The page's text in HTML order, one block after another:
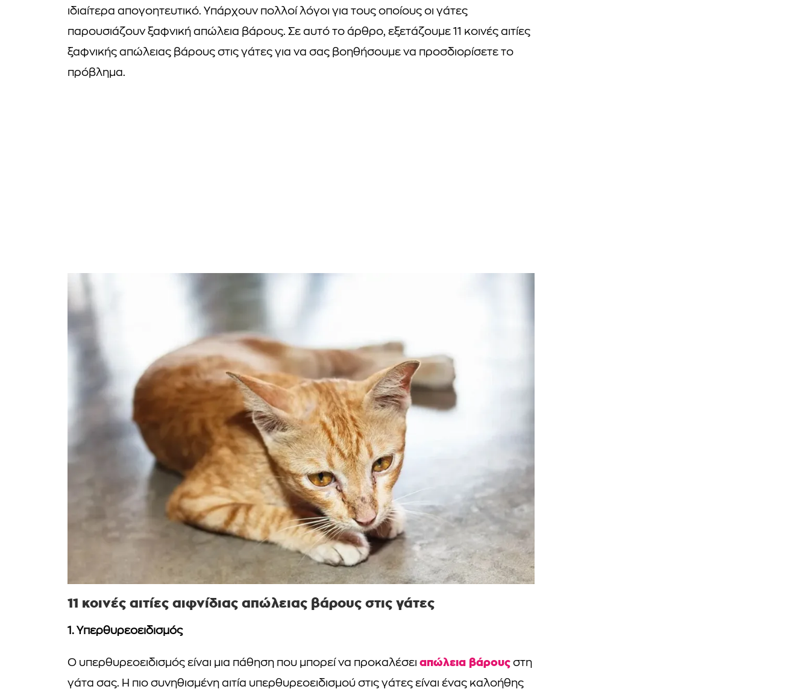
ιδιαίτερα απογοητευτικό. Υπάρχουν πολλοί λόγοι για τους οποίους οι γάτες
παρουσιάζουν ξαφνική απώλεια βάρους. Σε αυτό το άρθρο, εξετάζουμε 11 κοινές αιτίες
ξαφνικής απώλειας βάρους στις γάτες για να σας βοηθήσουμε να προσδιορίσετε το
πρόβλημα.
11 κοινές αιτίες αιφνίδιας απώλειας βάρους στις γάτες
1. Υπερθυρεοειδισμός
Ο υπερθυρεοειδισμός είναι μια πάθηση που μπορεί να προκαλέσει απώλεια βάρους στη
γάτα σας. Η πιο συνηθισμένη αιτία υπερθυρεοειδισμού στις γάτες είναι ένας καλοήθης